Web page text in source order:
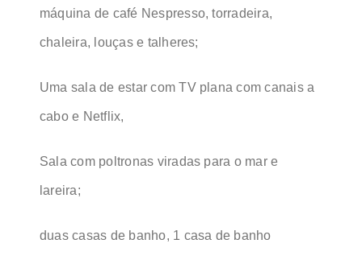
máquina de café Nespresso, torradeira,
chaleira, louças e talheres;
Uma sala de estar com TV plana com canais a
cabo e Netflix,
Sala com poltronas viradas para o mar e
lareira;
duas casas de banho, 1 casa de banho